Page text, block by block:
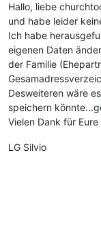
Hallo, liebe
und habe leider
Ich habe
eigenen Daten
der Familie
Desweiteren wäre
speichern
Vielen Dank für Eure
LG Silvio